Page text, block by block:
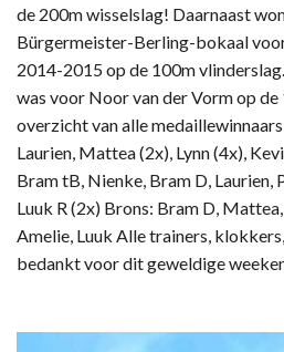
de 200m wisselslag! Daarnaast
Bürgermeister-Berling-bokaal
2014-2015 op de 100m
was voor Noor van der Vorm op
overzicht van alle
Laurien, Mattea (2x), Lynn (4x),
Bram tB, Nienke, Bram D, Laurien,
Luuk R (2x) Brons: Bram D,
Amelie, Luuk Alle trainers,
bedankt voor dit geweldige